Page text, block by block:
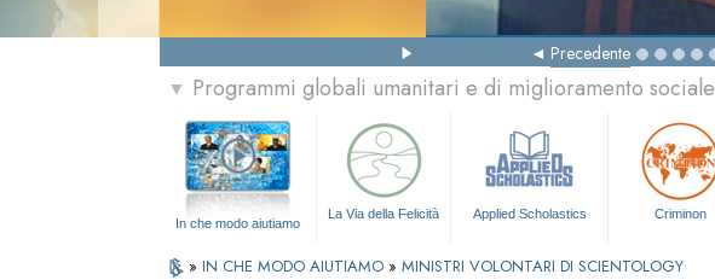
Precedente
▼ Programmi globali umanitari e di miglioramento sociale
In che modo aiutiamo
La Via della Felicità Applied Scholastics Criminon
» IN CHE MODO AIUTIAMO » MINISTRI VOLONTARI DI SCIENTOLOGY